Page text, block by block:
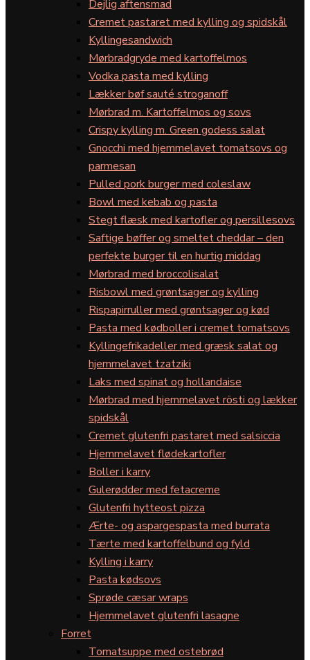
Dejlig aftensmad
Cremet pastaret med kylling og spidskål
Kyllingesandwich
Mørbradgryde med kartoffelmos
Vodka pasta med kylling
Lækker bøf sauté stroganoff
Mørbrad m. Kartoffelmos og sovs
Crispy kylling m. Green godess salat
Gnocchi med hjemmelavet tomatsovs og
parmesan
Pulled pork burger med coleslaw
Bowl med kebab og pasta
Stegt flæsk med kartofler og persillesovs
Saftige bøffer og smeltet cheddar – den
perfekte burger til en hurtig middag
Mørbrad med broccolisalat
Risbowl med grøntsager og kylling
Rispapirruller med grøntsager og kød
Pasta med kødboller i cremet tomatsovs
Kyllingefrikadeller med græsk salat og
hjemmelavet tzatziki
Laks med spinat og hollandaise
Mørbrad med hjemmelavet rösti og lækker
spidskål
Cremet glutenfri pastaret med salsiccia
Hjemmelavet flødekartofler
Boller i karry
Gulerødder med fetacreme
Glutenfri hytteost pizza
Ærte- og aspargespasta med burrata
Tærte med kartoffelbund og fyld
Kylling i karry
Pasta kødsovs
Sprøde cæsar wraps
Hjemmelavet glutenfri lasagne
Forret
Tomatsuppe med ostebrød